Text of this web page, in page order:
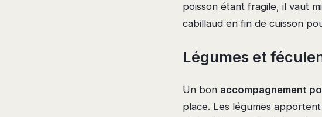
poisson étant fragile, il vaut
cabillaud en fin de cuisson
Légumes et
Un bon accompagnement
place. Les légumes